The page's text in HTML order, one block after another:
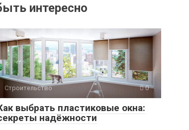
интересно
Строительство
0
выбрать пластиковые окна:
надёжности